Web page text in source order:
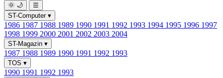
🌞 🌙
☰
ST-Computer ▾
1986 1987 1988 1989 1990 1991 1992 1993 1994 1995 1996 1997
1998 1999 2000 2001 2002 2003 2004
ST-Magazin ▾
1987 1988 1989 1990 1991 1992 1993
TOS ▾
1990 1991 1992 1993